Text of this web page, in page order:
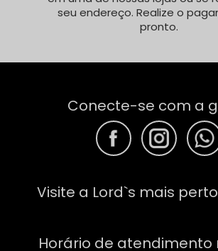
seu endereço. Realize o
pronto.
Conecte-se com a
F F F
Visite a Lord`s mais
Horário de atendimento